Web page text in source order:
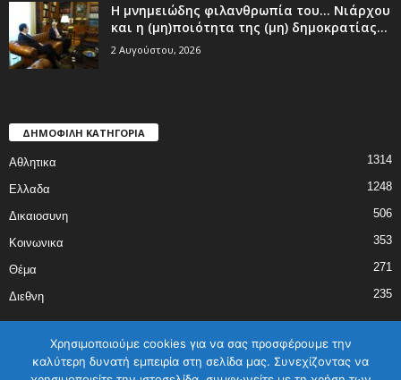
Η μνημειώδης φιλανθρωπία του… Νιάρχου
και η (μη)ποιότητα της (μη) δημοκρατίας...
2 Αυγούστου, 2026
ΔΗΜΟΦΙΛΗ ΚΑΤΗΓΟΡΙΑ
Αθλητικα 1314
Ελλαδα 1248
Δικαιοσυνη 506
Κοινωνικα 353
Θέμα 271
Διεθνη 235
Χρησιμοποιούμε cookies για να σας προσφέρουμε την
καλύτερη δυνατή εμπειρία στη σελίδα μας. Συνεχίζοντας να